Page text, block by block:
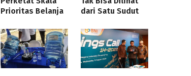
Prioritas Belanja
dari Satu Sudut